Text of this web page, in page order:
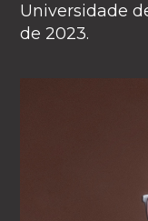
Universidade
de 2023.